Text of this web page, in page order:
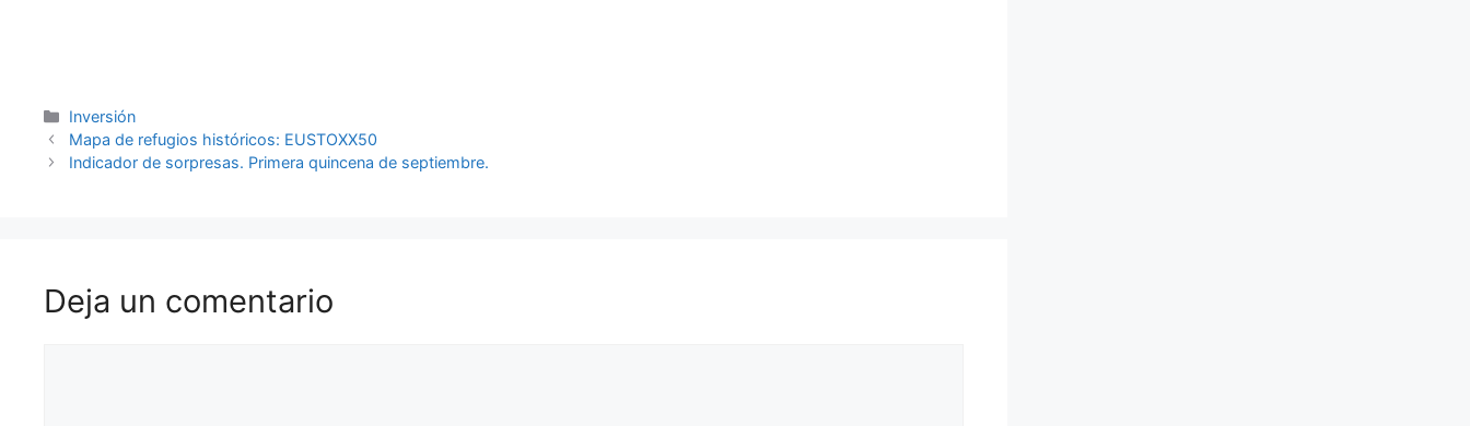
Categorías
Inversión
Mapa de refugios históricos: EUSTOXX50
Indicador de sorpresas. Primera quincena de septiembre.
Deja un comentario